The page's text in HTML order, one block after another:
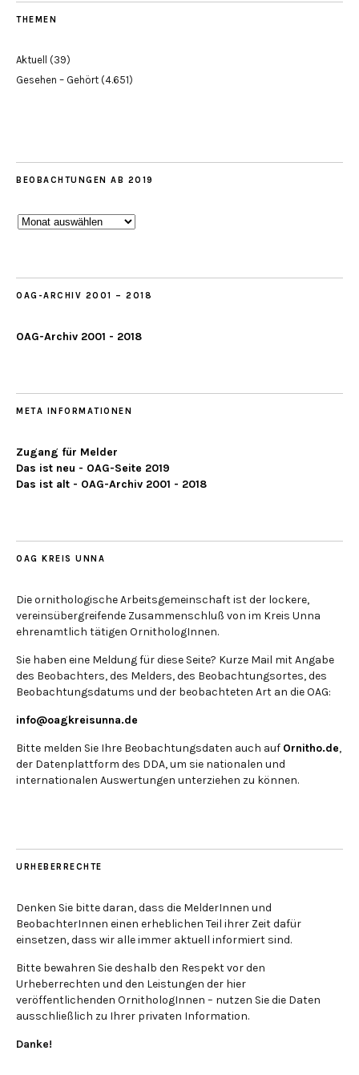
THEMEN
Aktuell
(39)
Gesehen – Gehört (4.651)
BEOBACHTUNGEN AB 2019
Beobachtungen
OAG-ARCHIV 2001 – 2018
OAG-Archiv 2001 - 2018
META INFORMATIONEN
Zugang für Melder
Das ist neu - OAG-Seite 2019
Das ist alt - OAG-Archiv 2001 - 2018
OAG KREIS UNNA
Die ornithologische Arbeitsgemeinschaft ist der lockere,
vereinsübergreifende Zusammenschluß von im Kreis Unna
ehrenamtlich tätigen OrnithologInnen.
Sie haben eine Meldung für diese Seite? Kurze Mail mit Angabe
des Beobachters, des Melders, des Beobachtungsortes, des
Beobachtungsdatums und der beobachteten Art an die OAG:
info@oagkreisunna.de
Bitte melden Sie Ihre Beobachtungsdaten auch auf Ornitho.de,
der Datenplattform des DDA, um sie nationalen und
internationalen Auswertungen unterziehen zu können.
URHEBERRECHTE
Denken Sie bitte daran, dass die MelderInnen und
BeobachterInnen einen erheblichen Teil ihrer Zeit dafür
einsetzen, dass wir alle immer aktuell informiert sind.
Bitte bewahren Sie deshalb den Respekt vor den
Urheberrechten und den Leistungen der hier
veröffentlichenden OrnithologInnen – nutzen Sie die Daten
ausschließlich zu Ihrer privaten Information.
Danke!